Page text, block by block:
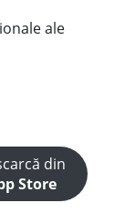
ale
din
Store